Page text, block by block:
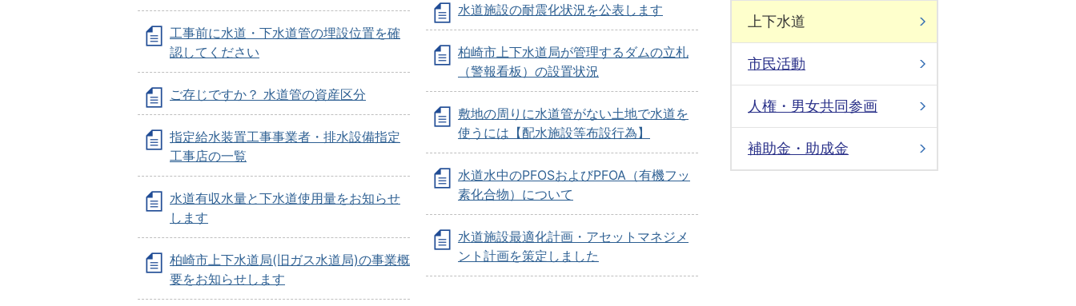
工事前に水道・下水道管の埋設位置を確
認してください
ご存じですか？ 水道管の資産区分
指定給水装置工事事業者・排水設備指定
工事店の一覧
水道有収水量と下水道使用量をお知らせ
します
柏崎市上下水道局(旧ガス水道局)の事業概
要をお知らせします
水道施設の耐震化状況を公表します
柏崎市上下水道局が管理するダムの立札
（警報看板）の設置状況
敷地の周りに水道管がない土地で水道を
使うには【配水施設等布設行為】
水道水中のPFOSおよびPFOA（有機フッ
素化合物）について
水道施設最適化計画・アセットマネジメ
ント計画を策定しました
上下水道
市民活動
人権・男女共同参画
補助金・助成金